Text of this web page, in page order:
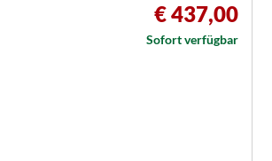
€ 437,00
Sofort verfügbar